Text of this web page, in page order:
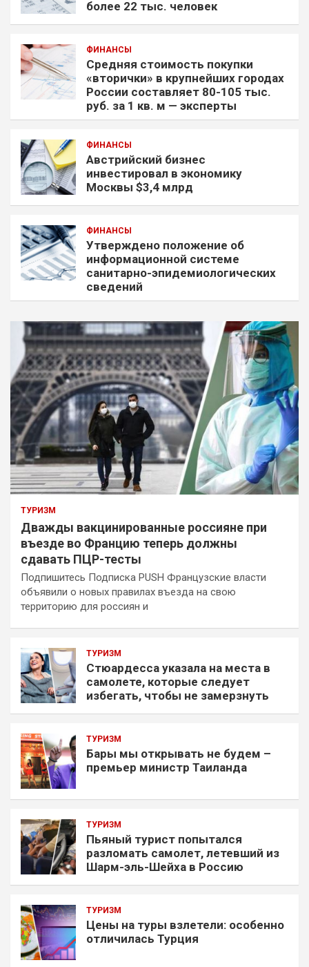
более 22 тыс. человек
ФИНАНСЫ
Средняя стоимость покупки
«вторички» в крупнейших городах
России составляет 80-105 тыс.
руб. за 1 кв. м — эксперты
ФИНАНСЫ
Австрийский бизнес
инвестировал в экономику
Москвы $3,4 млрд
ФИНАНСЫ
Утверждено положение об
информационной системе
санитарно-эпидемиологических
сведений
ТУРИЗМ
Дважды вакцинированные россияне при
въезде во Францию теперь должны
сдавать ПЦР-тесты
Подпишитесь Подписка PUSH Французские власти
объявили о новых правилах въезда на свою
территорию для россиян и
ТУРИЗМ
Стюардесса указала на места в
самолете, которые следует
избегать, чтобы не замерзнуть
ТУРИЗМ
Бары мы открывать не будем –
премьер министр Таиланда
ТУРИЗМ
Пьяный турист попытался
разломать самолет, летевший из
Шарм-эль-Шейха в Россию
ТУРИЗМ
Цены на туры взлетели: особенно
отличилась Турция